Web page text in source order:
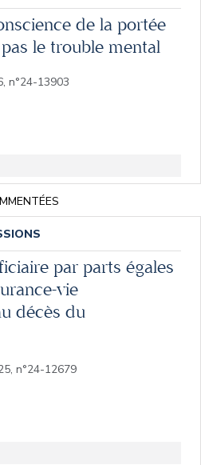
de la portée
le trouble mental
n°24-13903
par parts égales
vie
décès du
n°24-12679